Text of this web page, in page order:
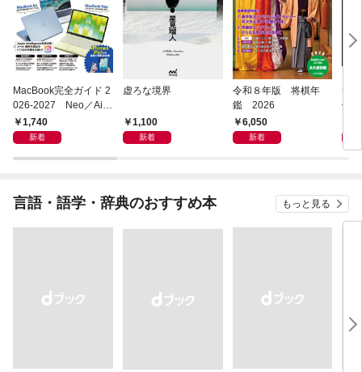
MacBook完全ガイド 2
026-2027 Neo／Air
／Pro対応
1,740
新着
虚ろな境界
1,100
新着
令和８年版 将棋年
鑑 2026
6,050
新着
つ
像
言語・語学・辞典のおすすめ本 もっと見る